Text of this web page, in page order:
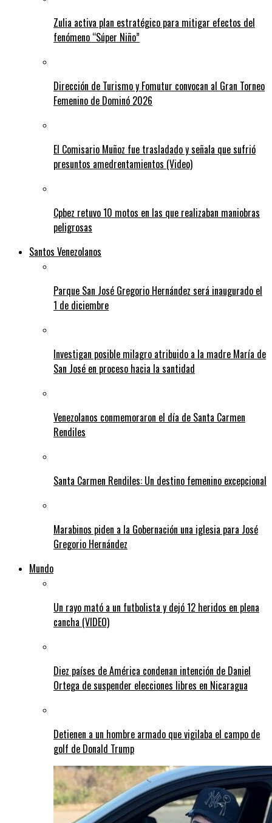
Zulia activa plan estratégico para mitigar efectos del
fenómeno “Súper Niño”
Dirección de Turismo y Fomutur convocan al Gran Torneo
Femenino de Dominó 2026
El Comisario Muñoz fue trasladado y señala que sufrió
presuntos amedrentamientos (Video)
Cpbez retuvo 10 motos en las que realizaban maniobras
peligrosas
Santos Venezolanos
Parque San José Gregorio Hernández será inaugurado el
1 de diciembre
Investigan posible milagro atribuido a la madre María de
San José en proceso hacia la santidad
Venezolanos conmemoraron el día de Santa Carmen
Rendiles
Santa Carmen Rendiles: Un destino femenino excepcional
Marabinos piden a la Gobernación una iglesia para José
Gregorio Hernández
Mundo
Un rayo mató a un futbolista y dejó 12 heridos en plena
cancha (VIDEO)
Diez países de América condenan intención de Daniel
Ortega de suspender elecciones libres en Nicaragua
Detienen a un hombre armado que vigilaba el campo de
golf de Donald Trump